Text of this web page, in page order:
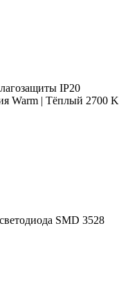
IP20
Warm | Тёплый 2700 K
SMD 3528